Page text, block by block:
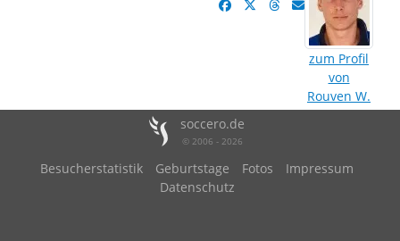
zum Profil
von
Rouven W.
soccero.de
© 2006 - 2026
Besucherstatistik Geburtstage Fotos
Impressum
Datenschutz